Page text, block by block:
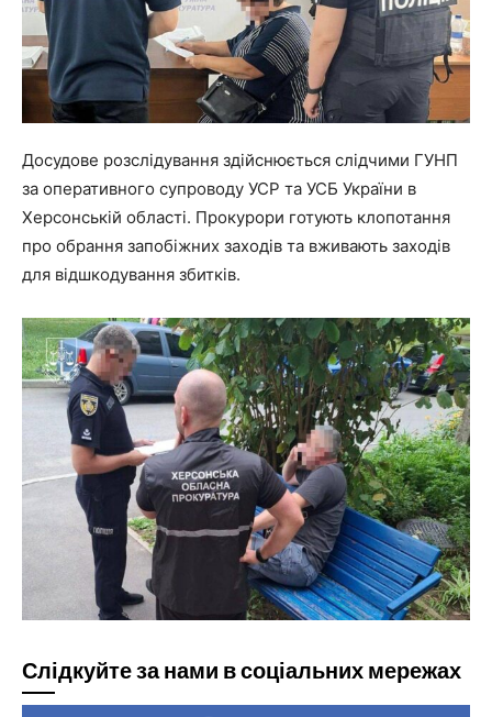
Досудове розслідування здійснюється слідчими ГУНП
за оперативного супроводу УСР та УСБ України в
Херсонській області. Прокурори готують клопотання
про обрання запобіжних заходів та вживають заходів
для відшкодування збитків.
Слідкуйте за нами в соціальних мережах